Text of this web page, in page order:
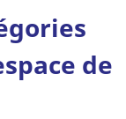
de